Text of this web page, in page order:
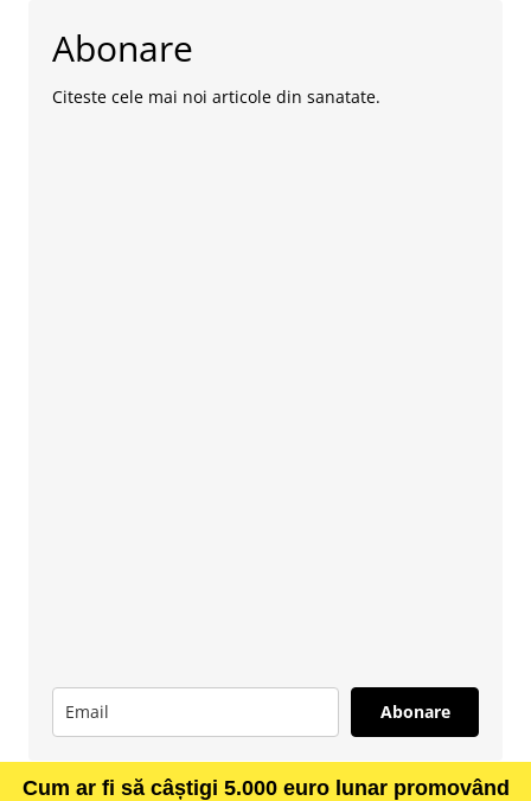
Abonare
Citeste cele mai noi articole din sanatate.
Abonare
Cum ar fi să câștigi 5.000 euro lunar promovând